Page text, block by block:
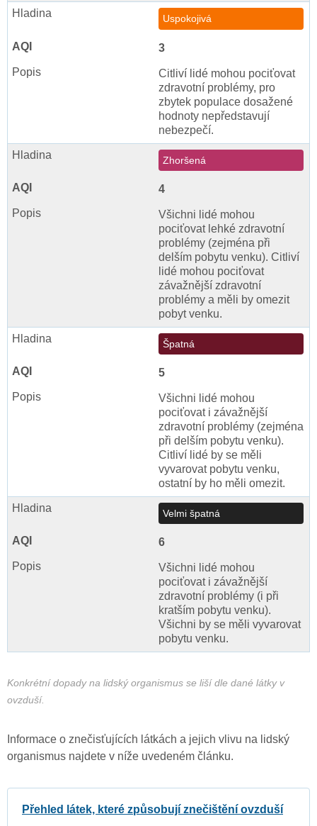
Uspokojivá
3
Citliví lidé mohou pociťovat
zdravotní problémy, pro
zbytek populace dosažené
hodnoty nepředstavují
nebezpečí.
Zhoršená
4
Všichni lidé mohou
pociťovat lehké zdravotní
problémy (zejména při
delším pobytu venku). Citliví
lidé mohou pociťovat
závažnější zdravotní
problémy a měli by omezit
pobyt venku.
Špatná
5
Všichni lidé mohou
pociťovat i závažnější
zdravotní problémy (zejména
při delším pobytu venku).
Citliví lidé by se měli
vyvarovat pobytu venku,
ostatní by ho měli omezit.
Velmi špatná
6
Všichni lidé mohou
pociťovat i závažnější
zdravotní problémy (i při
kratším pobytu venku).
Všichni by se měli vyvarovat
pobytu venku.
Konkrétní dopady na lidský organismus se liší dle dané látky v
ovzduší.
Informace o znečisťujících látkách a jejich vlivu na lidský
organismus najdete v níže uvedeném článku.
Přehled látek, které způsobují znečištění ovzduší